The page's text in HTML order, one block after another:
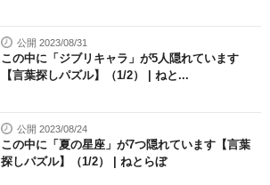
公開 2023/08/31
この中に「ジブリキャラ」が5人隠れています
【言葉探しパズル】（1/2） | ねと...
公開 2023/08/24
この中に「夏の星座」が7つ隠れています【言葉
探しパズル】（1/2） | ねとらぼ